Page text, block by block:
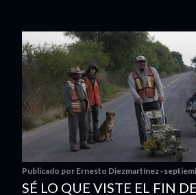
Publicado por Ernesto Diezmartínez
SÉ LO QUE VISTE EL FIN